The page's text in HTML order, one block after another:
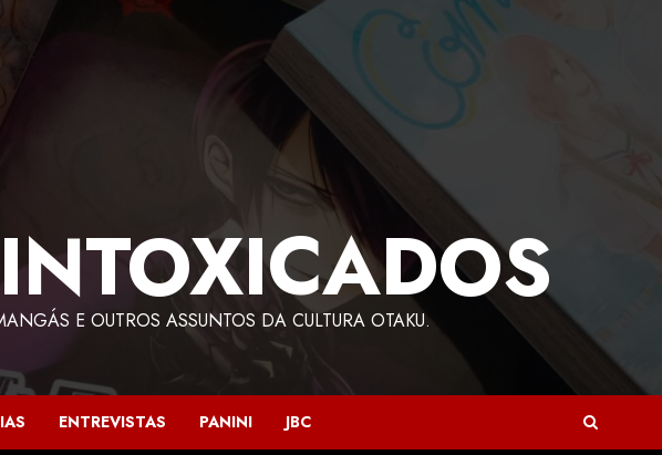
E OUTROS ASSUNTOS DA CULTURA OTAKU.
ENTREVISTAS PANINI JBC